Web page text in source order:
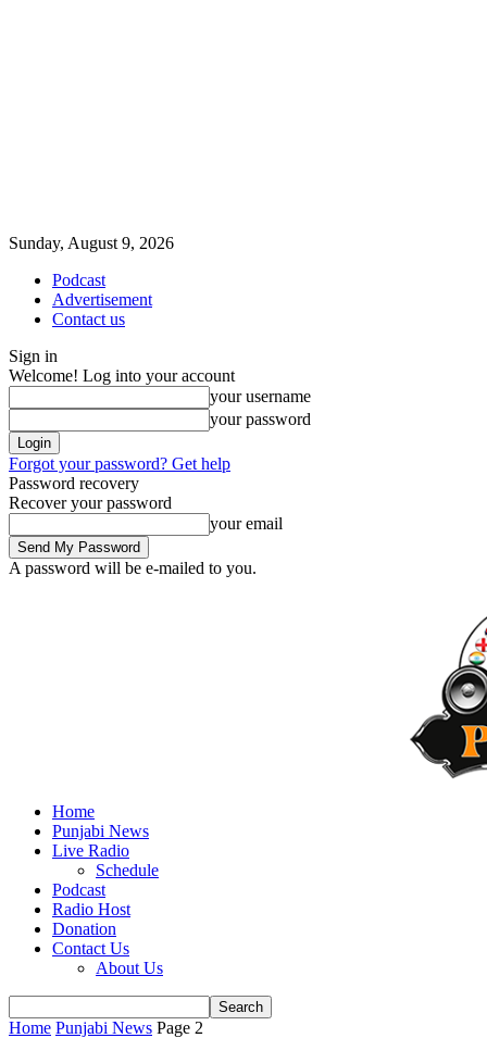
Sunday, August 9, 2026
Podcast
Advertisement
Contact us
Sign in
Welcome! Log into your account
your username
your password
Forgot your password? Get help
Password recovery
Recover your password
your email
A password will be e-mailed to you.
Home
Punjabi News
Live Radio
Schedule
Podcast
Radio Host
Donation
Contact Us
About Us
Home Punjabi News Page 2